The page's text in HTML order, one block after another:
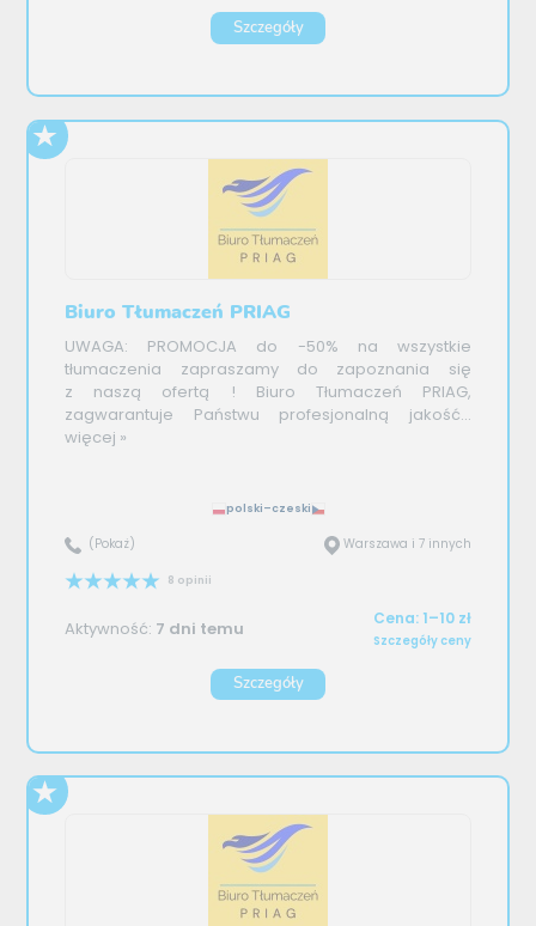
Szczegóły
Biuro Tłumaczeń PRIAG
UWAGA: PROMOCJA do -50% na wszystkie
tłumaczenia zapraszamy do zapoznania się
z naszą ofertą ! Biuro Tłumaczeń PRIAG,
zagwarantuje Państwu profesjonalną jakość...
więcej »
polski–czeski
(Pokaż) Warszawa i 7 innych
8 opinii
Aktywność: 7 dni temu Cena: 1–10 zł
Szczegóły ceny
Szczegóły